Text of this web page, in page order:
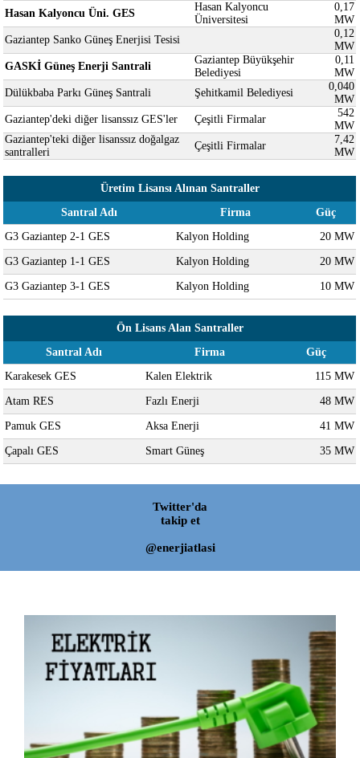
Hasan Kalyoncu Üni. GES
Hasan Kalyoncu
Üniversitesi
0,17
MW
Gaziantep Sanko Güneş Enerjisi Tesisi
0,12
MW
GASKİ Güneş Enerji Santrali
Gaziantep Büyükşehir
Belediyesi
0,11
MW
Dülükbaba Parkı Güneş Santrali
Şehitkamil Belediyesi
0,040
MW
Gaziantep'deki diğer lisanssız GES'ler
Çeşitli Firmalar
542
MW
Gaziantep'teki diğer lisanssız doğalgaz
santralleri
Çeşitli Firmalar
7,42
MW
Üretim Lisansı Alınan Santraller
Santral Adı
Firma
Güç
G3 Gaziantep 2-1 GES
Kalyon Holding 20 MW
G3 Gaziantep 1-1 GES Kalyon Holding 20 MW
G3 Gaziantep 3-1 GES Kalyon Holding 10 MW
Ön Lisans Alan Santraller
Santral Adı
Firma
Güç
Karakesek GES
Kalen Elektrik 115 MW
Atam RES Fazlı Enerji 48 MW
Pamuk GES Aksa Enerji 41 MW
Çapalı GES Smart Güneş 35 MW
Twitter'da
takip et
@enerjiatlasi